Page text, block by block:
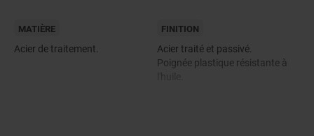
MATIÈRE
Acier de traitement.
FINITION
Acier traité et passivé.
Poignée plastique résistante à